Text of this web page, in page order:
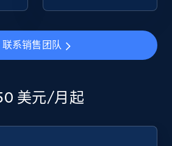
Root category, and
立即开始
联系销售团队
美元/月起